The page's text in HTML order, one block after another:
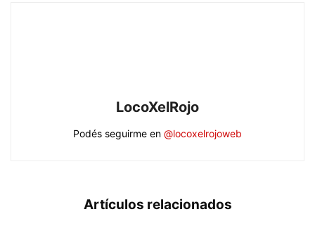
LocoXelRojo
Podés seguirme en @locoxelrojoweb
Artículos relacionados